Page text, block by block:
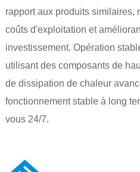
rapport aux produits similaires,
coûts d'exploitation et
investissement. Opération
utilisant des composants de
de dissipation de chaleur
fonctionnement stable à long
vous 24/7.